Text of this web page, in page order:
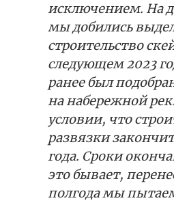
исключением. На
мы добились
строительство
следующем 2023
ранее был
на набережной
условии, что
развязки
года. Сроки
это бывает,
полгода мы